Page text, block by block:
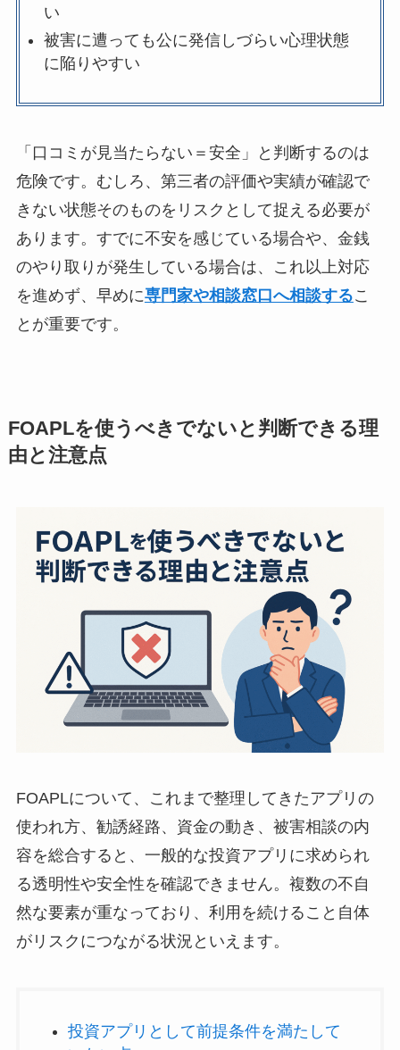
い
被害に遭っても公に発信しづらい心理状態
に陥りやすい
「口コミが見当たらない＝安全」と判断するのは
危険です。むしろ、第三者の評価や実績が確認で
きない状態そのものをリスクとして捉える必要が
あります。すでに不安を感じている場合や、金銭
のやり取りが発生している場合は、これ以上対応
を進めず、早めに専門家や相談窓口へ相談するこ
とが重要です。
FOAPLを使うべきでないと判断できる理
由と注意点
FOAPLについて、これまで整理してきたアプリの
使われ方、勧誘経路、資金の動き、被害相談の内
容を総合すると、一般的な投資アプリに求められ
る透明性や安全性を確認できません。複数の不自
然な要素が重なっており、利用を続けること自体
がリスクにつながる状況といえます。
投資アプリとして前提条件を満たして